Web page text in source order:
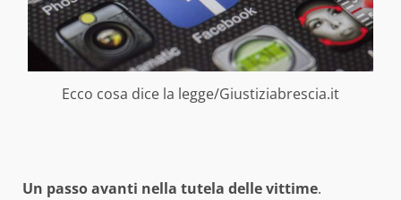
Ecco cosa dice la legge/Giustiziabrescia.it
Un passo avanti nella tutela delle vittime.